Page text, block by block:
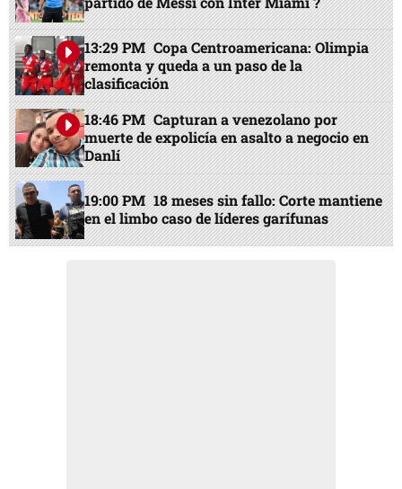
13:29 PM Copa Centroamericana: Olimpia
remonta y queda a un paso de la
clasificación
18:46 PM Capturan a venezolano por
muerte de expolicía en asalto a negocio en
Danlí
19:00 PM 18 meses sin fallo: Corte mantiene
en el limbo caso de líderes garífunas